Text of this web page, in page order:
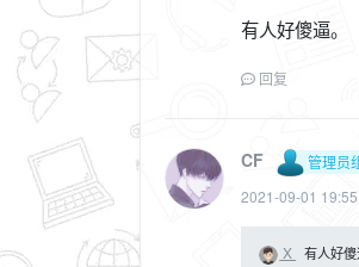
有人好傻逼。
回复
CF
管理员
2021-09-01 19:55
X 有人好傻